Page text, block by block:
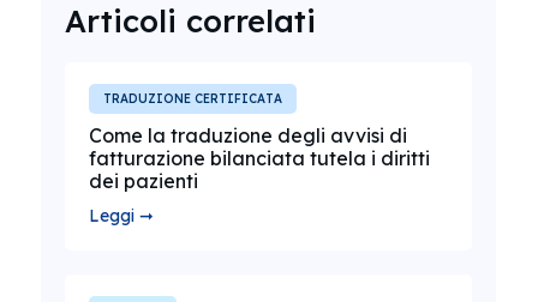
Articoli correlati
TRADUZIONE CERTIFICATA
Come la traduzione degli avvisi di
fatturazione bilanciata tutela i diritti
dei pazienti
Leggi ➞